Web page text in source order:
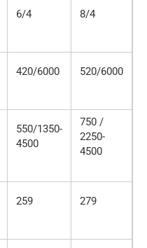
6/4 8/4
420/6000 520/6000
550/1350-
4500
750 /
2250-
4500
259 279